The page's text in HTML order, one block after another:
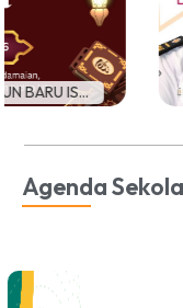
PENILAIAN
Agenda